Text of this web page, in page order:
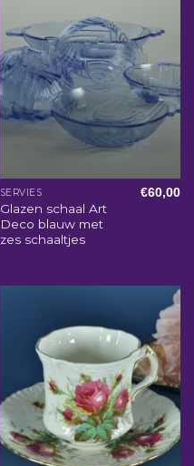
SERVIES
Glazen schaal Art
Deco blauw met
zes schaaltjes
€60,00